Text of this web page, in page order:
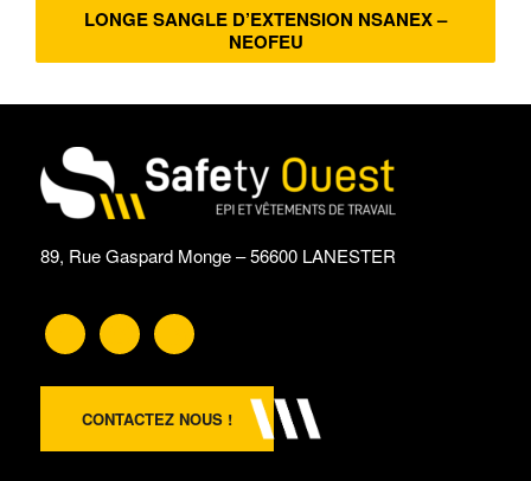
LONGE SANGLE D’EXTENSION NSANEX –
NEOFEU
89, Rue Gaspard Monge – 56600 LANESTER
CONTACTEZ NOUS !